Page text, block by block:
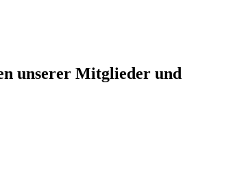
unserer Mitglieder und